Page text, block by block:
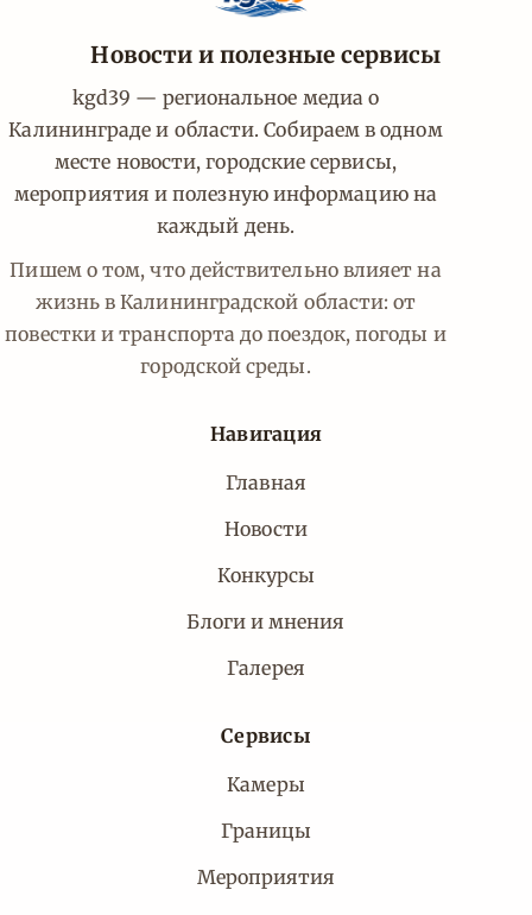
Новости и полезные сервисы
kgd39 — региональное медиа о
Калининграде и области. Собираем в одном
месте новости, городские сервисы,
мероприятия и полезную информацию на
каждый день.
Пишем о том, что действительно влияет на
жизнь в Калининградской области: от
повестки и транспорта до поездок, погоды и
городской среды.
Навигация
Главная
Новости
Конкурсы
Блоги и мнения
Галерея
Сервисы
Камеры
Границы
Мероприятия